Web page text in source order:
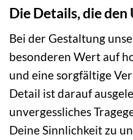
Die Details, die
Bei der Gestaltung
besonderen Wert auf
und eine sorgfältige
Detail ist darauf
unvergessliches
Deine Sinnlichkeit zu